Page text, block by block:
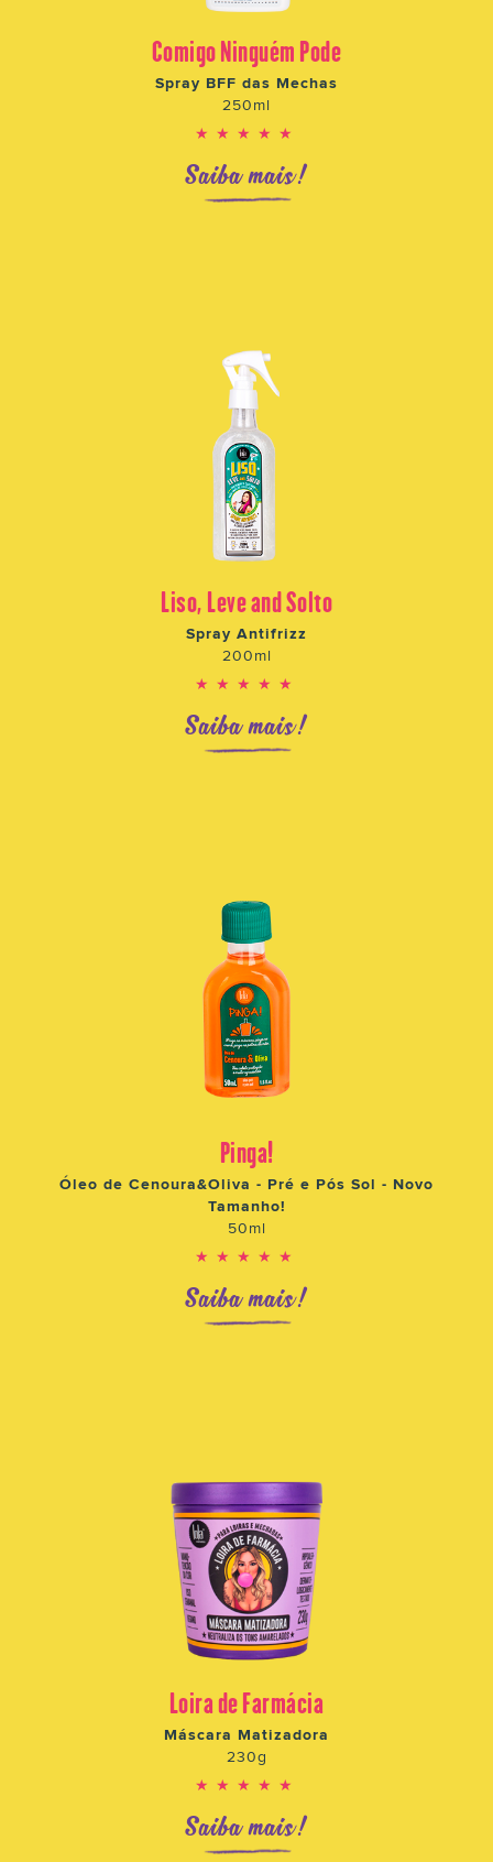
Comigo Ninguém Pode
Spray BFF das Mechas
250ml
★★★★★
Saiba mais!
Liso, Leve and Solto
Spray Antifrizz
200ml
★★★★★
Saiba mais!
Pinga!
Óleo de Cenoura&Oliva - Pré e Pós Sol - Novo
Tamanho!
50ml
★★★★★
Saiba mais!
Loira de Farmácia
Máscara Matizadora
230g
★★★★★
Saiba mais!